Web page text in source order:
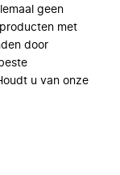
geen
met
door
u van onze